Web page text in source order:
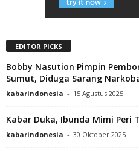
EDITOR PICKS
Bobby Nasution Pimpin
Sumut, Diduga Sarang
kabarindonesia - 15 Agustus 2025
Kabar Duka, Ibunda Mimi Peri
kabarindonesia - 30 Oktober 2025